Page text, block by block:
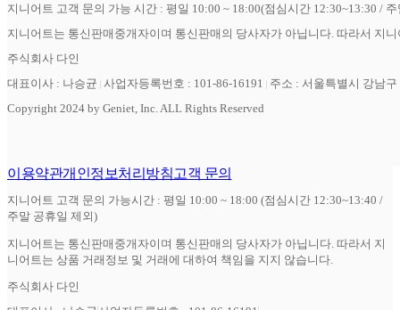
지니어트 고객 문의 가능 시간 : 평일 10:00 ~ 18:00(점심시간 12:30~13:30 /
지니어트는 통신판매중개자이며 통신판매의 당사자가 아닙니다. 따라서 지
주식회사 다인
대표이사 : 나승균 사업자등록번호 : 101-86-16191
주소 : 서울특별시 강남
Copyright 2024 by Geniet, Inc. ALL Rights Reserved
이용약관개인정보처리방침고객 문의
지니어트 고객 문의 가능시간 : 평일 10:00 ~ 18:00 (점심시간 12:30~13:40 /
주말 공휴일 제외)
지니어트는 통신판매중개자이며 통신판매의 당사자가 아닙니다. 따라서 지
니어트는 상품 거래정보 및 거래에 대하여 책임을 지지 않습니다.
주식회사 다인